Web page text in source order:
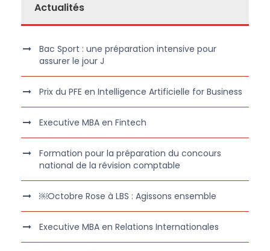
Actualités
Bac Sport : une préparation intensive pour
assurer le jour J
Prix du PFE en Intelligence Artificielle for Business
Executive MBA en Fintech
Formation pour la préparation du concours
national de la révision comptable
￼Octobre Rose à LBS : Agissons ensemble
Executive MBA en Relations Internationales